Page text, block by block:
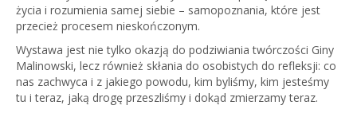
życia i rozumienia samej siebie – samopoznania, które jest
przecież procesem nieskończonym.
Wystawa jest nie tylko okazją do podziwiania twórczości Giny
Malinowski, lecz również skłania do osobistych do refleksji: co
nas zachwyca i z jakiego powodu, kim byliśmy, kim jesteśmy
tu i teraz, jaką drogę przeszliśmy i dokąd zmierzamy teraz.